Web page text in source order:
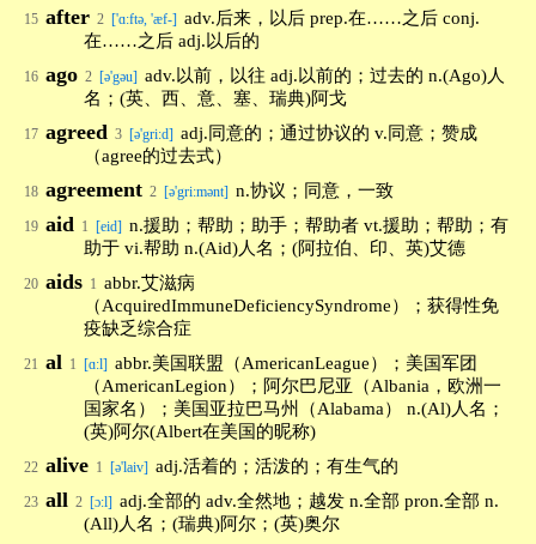
15 after 2 ['ɑ:ftə, 'æf-] adv.后来，以后 prep.在……之后 conj.
在……之后 adj.以后的
16 ago 2 [ə'gəu] adv.以前，以往 adj.以前的；过去的 n.(Ago)人
名；(英、西、意、塞、瑞典)阿戈
17 agreed 3 [ə'gri:d] adj.同意的；通过协议的 v.同意；赞成
（agree的过去式）
18 agreement 2 [ə'gri:mənt] n.协议；同意，一致
19 aid 1 [eid] n.援助；帮助；助手；帮助者 vt.援助；帮助；有
助于 vi.帮助 n.(Aid)人名；(阿拉伯、印、英)艾德
20 aids 1 abbr.艾滋病
（AcquiredImmuneDeficiencySyndrome）；获得性免
疫缺乏综合症
21 al 1 [ɑ:l] abbr.美国联盟（AmericanLeague）；美国军团
（AmericanLegion）；阿尔巴尼亚（Albania，欧洲一
国家名）；美国亚拉巴马州（Alabama） n.(Al)人名；
(英)阿尔(Albert在美国的昵称)
22 alive 1 [ə'laiv] adj.活着的；活泼的；有生气的
23 all 2 [ɔ:l] adj.全部的 adv.全然地；越发 n.全部 pron.全部 n.
(All)人名；(瑞典)阿尔；(英)奥尔